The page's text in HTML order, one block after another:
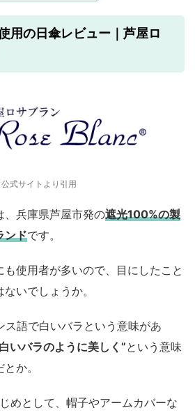
用の日傘レビュー｜芦屋ロ
公式サイトより引用
、兵庫県芦屋市発の遮光100%の製
ンドです。
使用者が多いので、目にしたこと
いでしょうか。
ス語で白いバラという意味があ
いバラのように美しく”という意味
か。
めとして、帽子やアームカバーな